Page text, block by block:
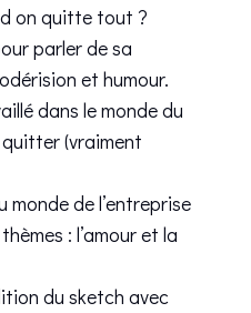
on quitte tout ?
parler de sa
et humour.
dans le monde du
(vraiment
monde de l’entreprise
: l’amour et la
du sketch avec